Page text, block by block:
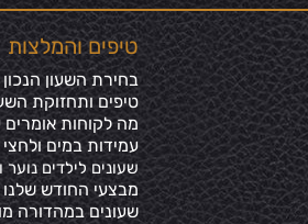
טיפים והמלצות
בחירת השעון
טיפים ותחזוקת
מה לקוחות אומרים
עמידות במים
שעונים לילדים נוער
מבצעי החודש שלנו
שעונים במהדורה